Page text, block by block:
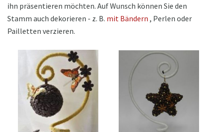
ihn präsentieren möchten. Auf Wunsch können Sie den
Stamm auch dekorieren - z. B. mit Bändern , Perlen oder
Pailletten verzieren.